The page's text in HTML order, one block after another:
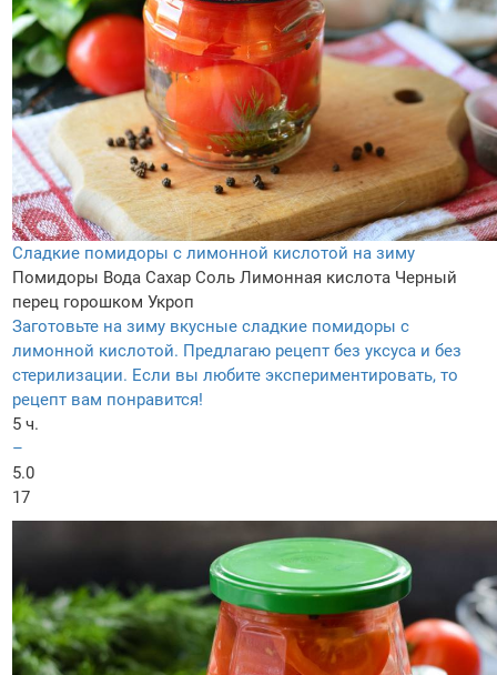
Сладкие помидоры с лимонной кислотой на зиму
Помидоры Вода Сахар Соль Лимонная кислота Черный
перец горошком Укроп
Заготовьте на зиму вкусные сладкие помидоры с
лимонной кислотой. Предлагаю рецепт без уксуса и без
стерилизации. Если вы любите экспериментировать, то
рецепт вам понравится!
5 ч.
–
5.0
17